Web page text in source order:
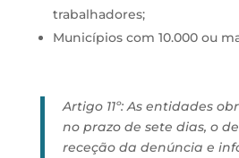
trabalhadores;
Municípios com 10.000 ou
Artigo 11º: As entidades
no prazo de sete dias, o
receção da denúncia e